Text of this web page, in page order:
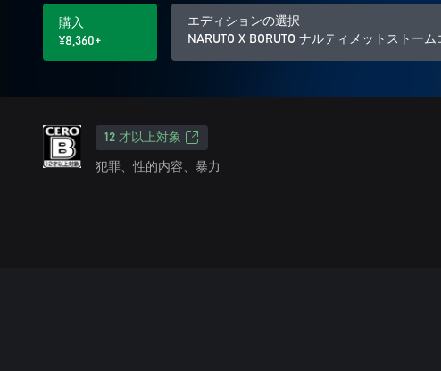
購入
¥8,360+
エディションの選択
NARUTO X BORUTO ナルティメットストー
12 才以上対象
犯罪、性的内容、暴力